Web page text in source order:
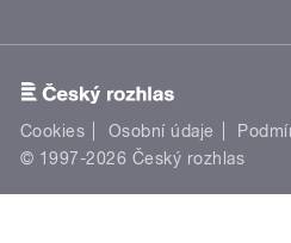
Cookies Osobní údaje
© 1997-2026 Český rozhlas